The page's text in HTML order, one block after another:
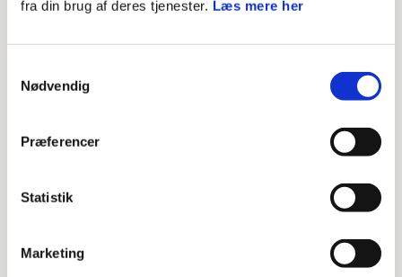
fra din brug af deres tjenester. Læs mere her
Nødvendig
Præferencer
Statistik
Marketing
instruktøruddannelse noget for dig!
(Heldagsarrangement)